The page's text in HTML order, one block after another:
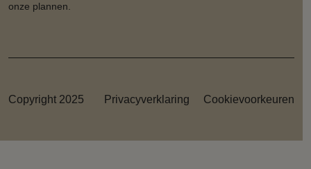
onze plannen.
Copyright 2025 Privacyverklaring Cookievoorkeuren